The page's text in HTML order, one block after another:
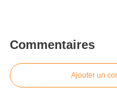
Commentaires
Ajouter un